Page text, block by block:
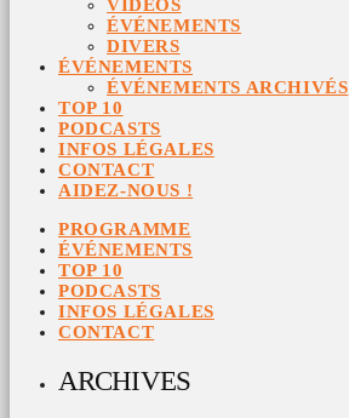
VIDÉOS
ÉVÉNEMENTS
DIVERS
ÉVÉNEMENTS
ÉVÉNEMENTS ARCHIVÉS
TOP 10
PODCASTS
INFOS LÉGALES
CONTACT
AIDEZ-NOUS !
PROGRAMME
ÉVÉNEMENTS
TOP 10
PODCASTS
INFOS LÉGALES
CONTACT
ARCHIVES